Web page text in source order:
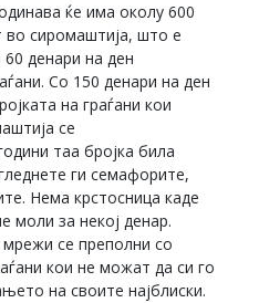
ќе има околу 600
во сиромаштија, што е
денари на ден
Со 150 денари на ден
на граѓани кои
се
таа бројка била
ги семафорите,
Нема крстосница каде
моли за некој денар.
се преполни со
кои не можат да си го
на своите најблиски.